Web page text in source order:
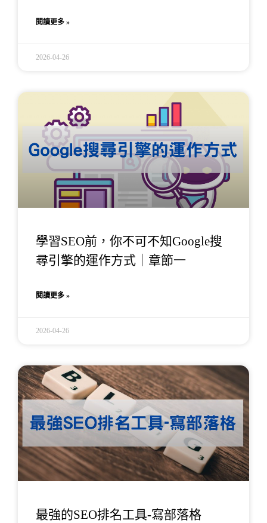
閱讀更多 »
2026-04-26
學習SEO前，你不可不知Google搜
尋引擎的運作方式｜章節一
閱讀更多 »
2026-04-26
最強的SEO排名工具-寫部落格